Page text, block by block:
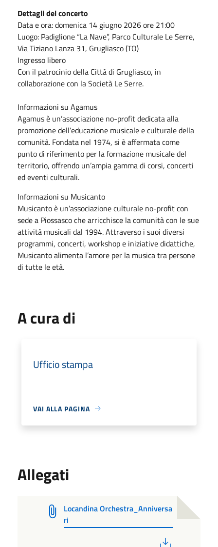
Dettagli del concerto
Data e ora: domenica 14 giugno 2026 ore 21:00
Luogo: Padiglione “La Nave”, Parco Culturale Le Serre,
Via Tiziano Lanza 31, Grugliasco (TO)
Ingresso libero
Con il patrocinio della Città di Grugliasco, in
collaborazione con la Società Le Serre.
Informazioni su Agamus
Agamus è un’associazione no-profit dedicata alla
promozione dell’educazione musicale e culturale della
comunità. Fondata nel 1974, si è affermata come
punto di riferimento per la formazione musicale del
territorio, offrendo un’ampia gamma di corsi, concerti
ed eventi culturali.
Informazioni su Musicanto
Musicanto è un’associazione culturale no-profit con
sede a Piossasco che arricchisce la comunità con le sue
attività musicali dal 1994. Attraverso i suoi diversi
programmi, concerti, workshop e iniziative didattiche,
Musicanto alimenta l’amore per la musica tra persone
di tutte le età.
A cura di
Ufficio stampa
VAI ALLA PAGINA
Allegati
Locandina Orchestra_Anniversa
ri